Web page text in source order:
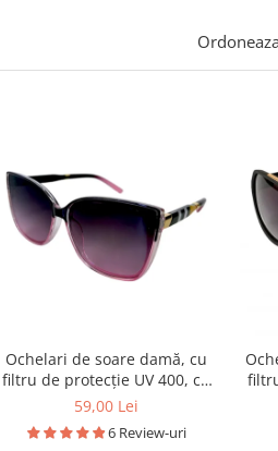
Ochelari de soare damă, cu
filtru de protecție UV 400, cu
toc cadou, OSD06
59,00 Lei
6 Review-uri